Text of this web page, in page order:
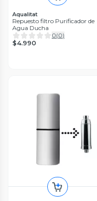
Aqualitat
Repuesto filtro Purificador de
Agua Ducha
0(0)
$4.990